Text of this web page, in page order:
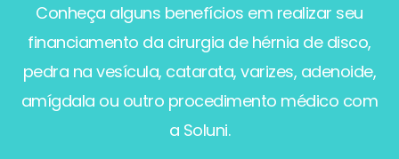
Conheça alguns benefícios em realizar seu
financiamento da cirurgia de hérnia de disco,
pedra na vesícula, catarata, varizes, adenoide,
amígdala ou outro procedimento médico com
a Soluni.